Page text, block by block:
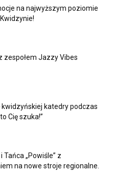
na najwyższym poziomie
zespołem Jazzy Vibes
kwidzyńskiej katedry podczas
Cię szuka!”
Tańca „Powiśle” z
na nowe stroje regionalne.